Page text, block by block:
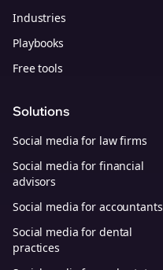
Industries
Playbooks
Free tools
Solutions
Social media for law firms
Social media for financial
advisors
Social media for accountants
Social media for dental
practices